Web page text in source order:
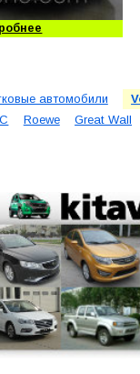
автомобили
Roewe Great Wall